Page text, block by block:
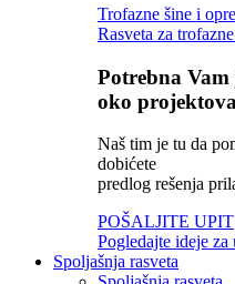
Trofazne šine i
Rasveta za
Potrebna Vam
oko
Naš tim je tu da
dobićete
predlog rešenja
POŠALJITE UPIT
Pogledajte ideje za
Spoljašnja rasveta